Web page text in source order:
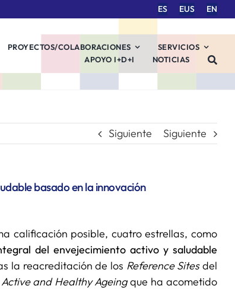
ES EUS EN
PROYECTOS/COLABORACIONES
SERVICIOS
APOYO I+D+I
NOTICIAS
Siguiente Siguiente
basado en la innovación
calificación posible, cuatro estrellas, como
del envejecimiento activo y saludable
la reacreditación de los Reference Sitesdel
and Healthy Ageingque ha acometido